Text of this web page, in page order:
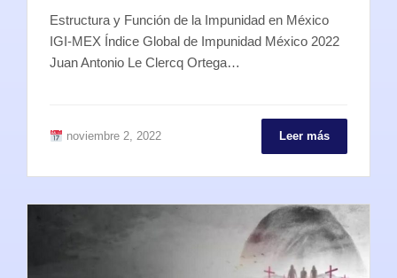
Estructura y Función de la Impunidad en México
IGI-MEX Índice Global de Impunidad México 2022
Juan Antonio Le Clercq Ortega…
noviembre 2, 2022 Leer más